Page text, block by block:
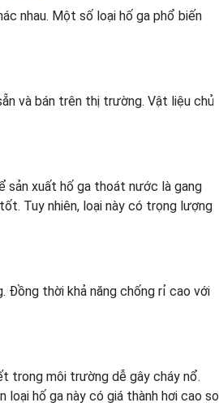
nhau. Một số loại hố ga phổ biến
và bán trên thị trường. Vật liệu chủ
sản xuất hố ga thoát nước là gang
Tuy nhiên, loại này có trọng lượng
Đồng thời khả năng chống rỉ cao với
trong môi trường dễ gây cháy nổ.
hố ga này có giá thành hơi cao so